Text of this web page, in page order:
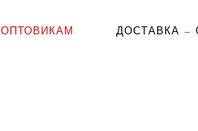
ОПТОВИКАМ ДОСТАВКА —